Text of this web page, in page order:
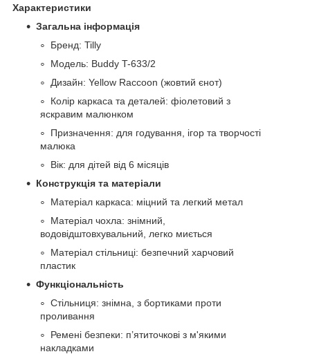
Характеристики
Загальна інформація
Бренд: Tilly
Модель: Buddy T-633/2
Дизайн: Yellow Raccoon (жовтий єнот)
Колір каркаса та деталей: фіолетовий з
яскравим малюнком
Призначення: для годування, ігор та творчості
малюка
Вік: для дітей від 6 місяців
Конструкція та матеріали
Матеріал каркаса: міцний та легкий метал
Матеріал чохла: знімний,
водовідштовхувальний, легко миється
Матеріал стільниці: безпечний харчовий
пластик
Функціональність
Стільниця: знімна, з бортиками проти
проливання
Ремені безпеки: п’ятиточкові з м'якими
накладками